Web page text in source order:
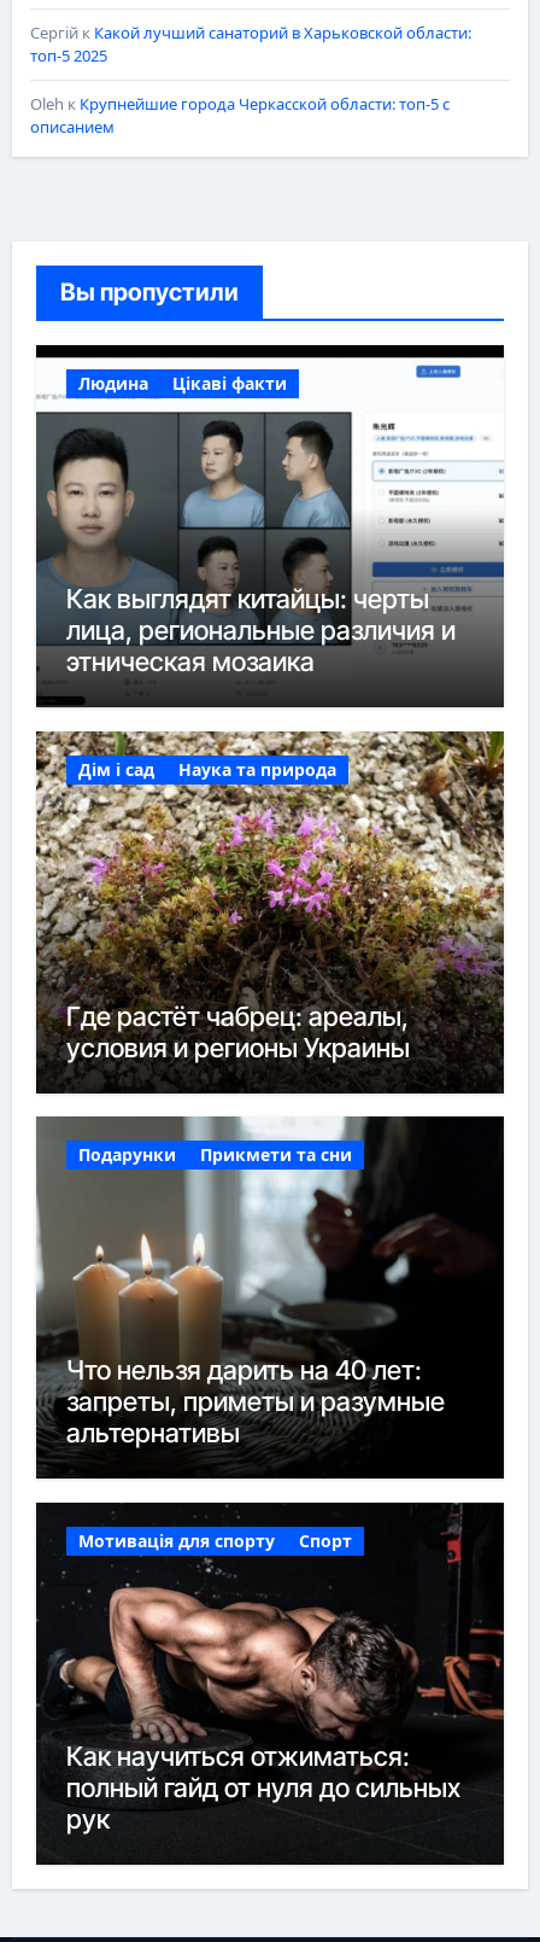
Сергійк Какой лучший санаторий в Харьковской области:
топ-5 2025
Oleh к Крупнейшие города Черкасской области: топ-5 с
описанием
Вы пропустили
Людина Цікаві факти
Как выглядят китайцы: черты
лица, региональные различия и
этническая мозаика
Дім і сад Наука та природа
Где растёт чабрец: ареалы,
условия и регионы Украины
Подарунки Прикмети та сни
Что нельзя дарить на 40 лет:
запреты, приметы и разумные
альтернативы
Мотивація для спорту Спорт
Как научиться отжиматься:
полный гайд от нуля до сильных
рук